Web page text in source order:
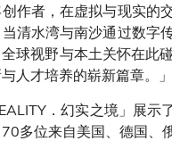
作者，在虚拟与现实的
清水湾与南沙通过数字
球视野与本土关怀在此
人才培养的崭新篇章。」
．幻实之境」展
多位来自美国、德国、